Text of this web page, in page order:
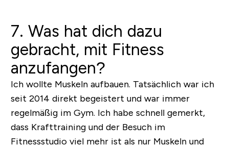
7. Was hat dich dazu
gebracht, mit Fitness
anzufangen?
Ich wollte Muskeln aufbauen. Tatsächlich war ich
seit 2014 direkt begeistert und war immer
regelmäßig im Gym. Ich habe schnell gemerkt,
dass Krafttraining und der Besuch im
Fitnessstudio viel mehr ist als nur Muskeln und